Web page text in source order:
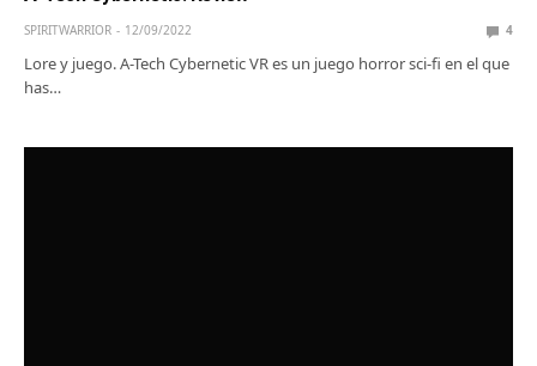
SPIRITWARRIOR 12/09/2022 4
Lore y juego. A-Tech Cybernetic VR es un juego horror sci-fi en el que
has…